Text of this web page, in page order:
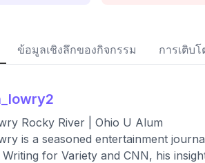
ข้อมูลเชิงลึกของกิจกรรม การเติบ
Rocky River | Ohio U Alum
is a seasoned entertainment
Writing for Variety and CNN, his